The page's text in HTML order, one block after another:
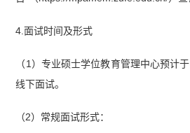
4.面试时间及形式
（1）专业硕士学位教育管理中心预计于
线下面试。
（2）常规面试形式：